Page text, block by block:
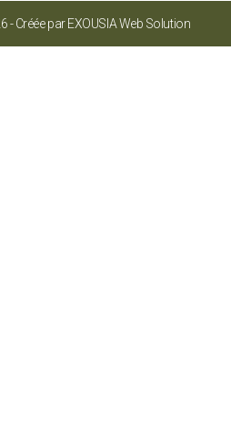
- Créée par EXOUSIA Web Solution